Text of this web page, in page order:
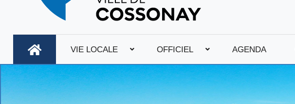
VIE LOCALE OFFICIEL AGENDA